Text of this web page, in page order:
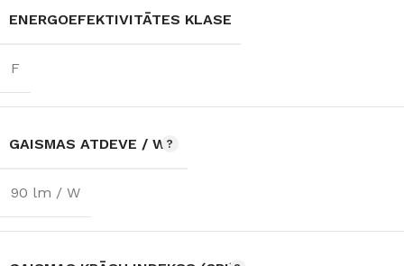
ENERGOEFEKTIVITĀTES KLASE
F
GAISMAS ATDEVE / W
90 lm / W